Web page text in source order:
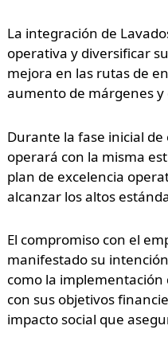
La integración de
operativa y diversificar
mejora en las rutas de
aumento de márgenes y
Durante la fase inicial
operará con la misma
plan de excelencia
alcanzar los altos
El compromiso con el
manifestado su
como la implementación
con sus objetivos
impacto social que